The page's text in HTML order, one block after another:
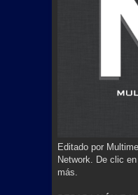
Editado por
Network. De clic
más.